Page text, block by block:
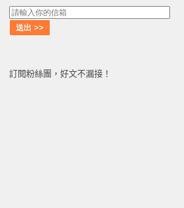
訂閱粉絲團，好文不漏接！